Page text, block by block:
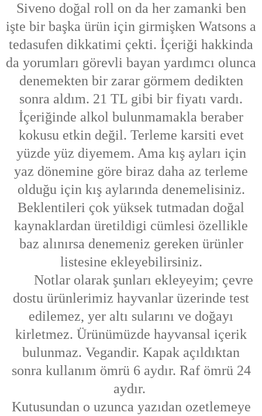
Siveno doğal roll on da her zamanki ben
işte bir başka ürün için girmişken Watsons a
tedasufen dikkatimi çekti. İçeriği hakkinda
da yorumları görevli bayan yardımcı olunca
denemekten bir zarar görmem dedikten
sonra aldım. 21 TL gibi bir fiyatı vardı.
İçeriğinde alkol bulunmamakla beraber
kokusu etkin değil. Terleme karsiti evet
yüzde yüz diyemem. Ama kış ayları için
yaz dönemine göre biraz daha az terleme
olduğu için kış aylarında denemelisiniz.
Beklentileri çok yüksek tutmadan doğal
kaynaklardan üretildigi cümlesi özellikle
baz alınırsa denemeniz gereken ürünler
listesine ekleyebilirsiniz.
Notlar olarak şunları ekleyeyim; çevre
dostu ürünlerimiz hayvanlar üzerinde test
edilemez, yer altı sularını ve doğayı
kirletmez. Ürünümüzde hayvansal içerik
bulunmaz. Vegandir. Kapak açıldıktan
sonra kullanım ömrü 6 aydır. Raf ömrü 24
aydır.
Kutusundan o uzunca yazıdan ozetlemeye